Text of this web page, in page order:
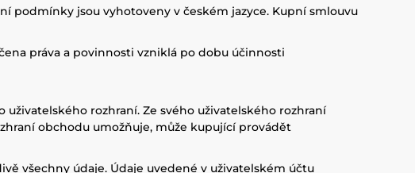
podmínky jsou vyhotoveny v českém jazyce. Kupní smlouvu
práva a povinnosti vzniklá po dobu účinnosti
rozhraní. Ze svého uživatelského rozhraní
obchodu umožňuje, může kupující provádět
všechny údaje. Údaje uvedené v uživatelském účtu